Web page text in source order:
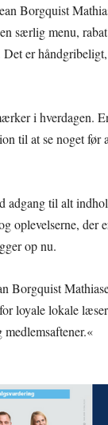
Borgquist
særlig menu,
Det er
i hverdagen.
til at se noget før
adgang til alt
oplevelserne, der
op nu.
Borgquist
loyale lokale